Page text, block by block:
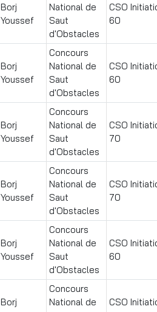
Borj
Youssef
National de
Saut
d'Obstacles
CSO
60
Borj
Youssef
Concours
National de
Saut
d'Obstacles
CSO
60
Borj
Youssef
Concours
National de
Saut
d'Obstacles
CSO
70
Borj
Youssef
Concours
National de
Saut
d'Obstacles
CSO
70
Borj
Youssef
Concours
National de
Saut
d'Obstacles
CSO
60
Borj
Concours
National de
CSO